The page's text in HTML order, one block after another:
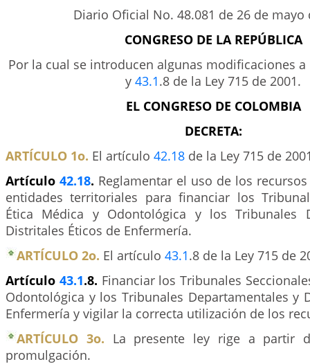
Diario Oficial No. 48.081 de 26 de mayo
CONGRESO DE LA REPÚBLICA
Por la cual se introducen algunas modificaciones
y 43.1.8 de la Ley 715 de 2001.
EL CONGRESO DE COLOMBIA
DECRETA:
ARTÍCULO 1o. El artículo 42.18 de la Ley 715 de
Artículo 42.18. Reglamentar el uso de los
entidades territoriales para financiar los
Ética Médica y Odontológica y los Tribunales
Distritales Éticos de Enfermería.
ARTÍCULO 2o. El artículo 43.1.8 de la Ley 715 de
Artículo 43.1.8. Financiar los Tribunales
Odontológica y los Tribunales Departamentales y
Enfermería y vigilar la correcta utilización de los
ARTÍCULO 3o. La presente ley rige a partir
promulgación.